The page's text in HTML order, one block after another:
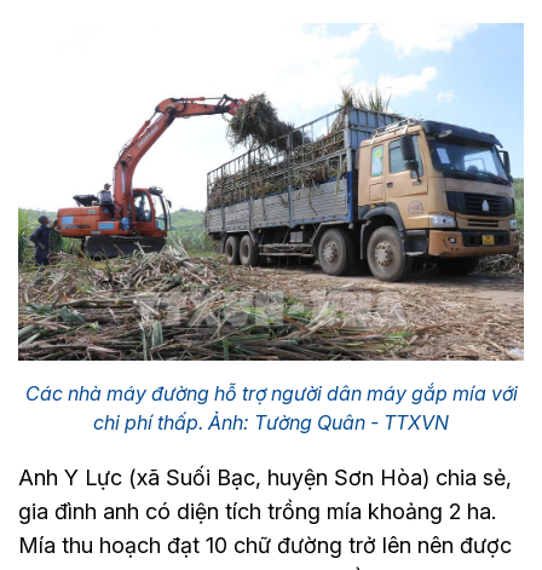
Các nhà máy đường hỗ trợ người dân máy gắp mía với
chi phí thấp. Ảnh: Tường Quân - TTXVN
Anh Y Lực (xã Suối Bạc, huyện Sơn Hòa) chia sẻ,
gia đình anh có diện tích trồng mía khoảng 2 ha.
Mía thu hoạch đạt 10 chữ đường trở lên nên được